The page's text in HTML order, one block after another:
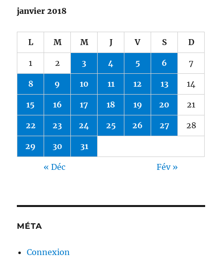
janvier 2018
L M M J V S D
1 2 3 4 5 6 7
8 9 10 11 12 13 14
15 16 17 18 19 20 21
22 23 24 25 26 27 28
29 30 31
« Déc Fév »
MÉTA
Connexion